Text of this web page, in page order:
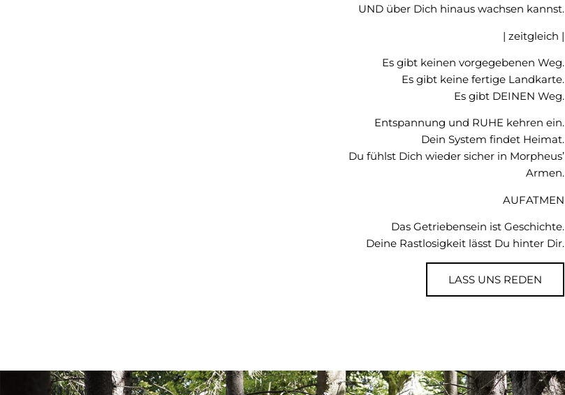
UND über Dich hinaus wachsen kannst.
| zeitgleich |
Es gibt keinen vorgegebenen Weg.
Es gibt keine fertige Landkarte.
Es gibt DEINEN Weg.
Entspannung und RUHE kehren ein.
Dein System findet Heimat.
Du fühlst Dich wieder sicher in Morpheus’
Armen.
AUFATMEN
Das Getriebensein ist Geschichte.
Deine Rastlosigkeit lässt Du hinter Dir.
LASS UNS REDEN